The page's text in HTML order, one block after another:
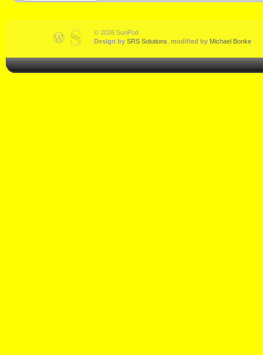
© 2026 SunPod
Design by SRS Solutions modified by Michael Bonke